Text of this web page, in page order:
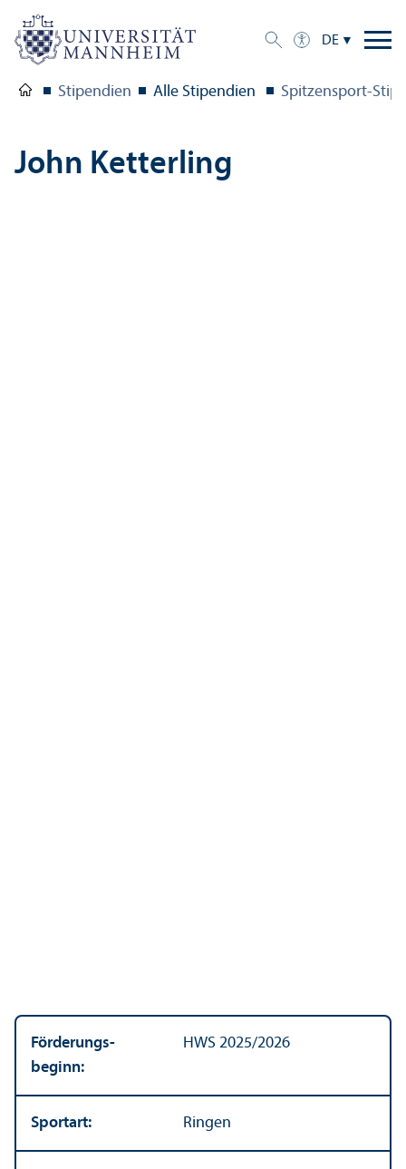
DE
Stipendien Alle Stipendien Spitzensport-
John Ketterling
Förderungs­
beginn:
HWS 2025/2026
Sportart: Ringen